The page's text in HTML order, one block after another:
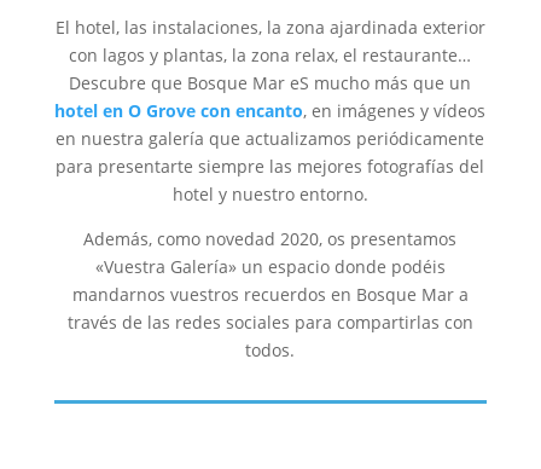
El hotel, las instalaciones, la zona ajardinada exterior
con lagos y plantas, la zona relax, el restaurante…
Descubre que Bosque Mar eS mucho más que un
hotel en O Grove con encanto, en imágenes y vídeos
en nuestra galería que actualizamos periódicamente
para presentarte siempre las mejores fotografías del
hotel y nuestro entorno.
Además, como novedad 2020, os presentamos
«Vuestra Galería» un espacio donde podéis
mandarnos vuestros recuerdos en Bosque Mar a
través de las redes sociales para compartirlas con
todos.